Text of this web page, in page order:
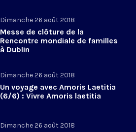
Dimanche 26 août 2018
Messe de clôture de la
Rencontre mondiale de familles
à Dublin
Dimanche 26 août 2018
Un voyage avec Amoris Laetitia
(6/6) : Vivre Amoris laetitia
Dimanche 26 août 2018